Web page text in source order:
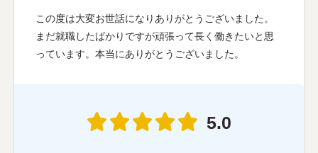
この度は大変お世話になりありがとうございました。
まだ就職したばかりですが頑張って長く働きたいと思
っています。本当にありがとうございました。
5.0